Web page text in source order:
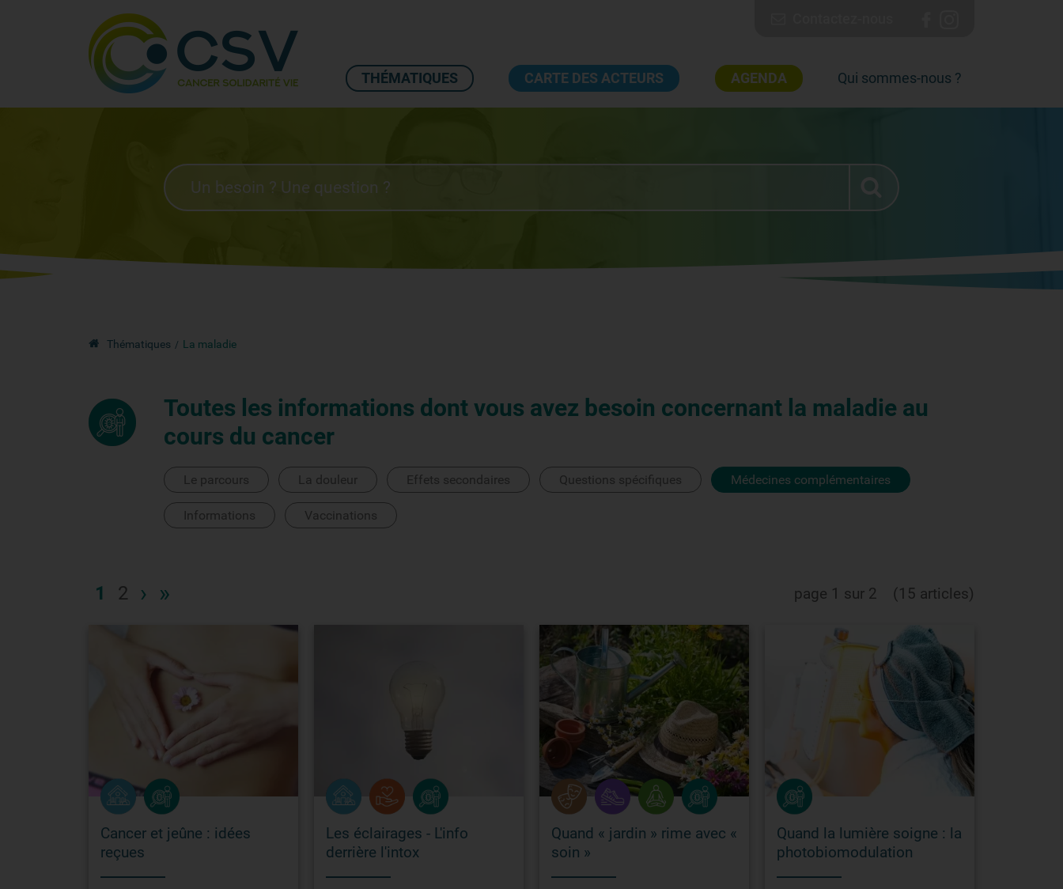
THÉMATIQUES CARTE DES ACTEURS AGENDA Qui sommes-nous ?
Thématiques La maladie
Toutes les informations dont vous avez besoin concernant la maladie au
cours du cancer
Le parcours La douleur Effets secondaires Questions spécifiques Médecines complémentaires
Informations Vaccinations
1 2 › » page 1 sur 2 (15 articles)
Cancer et jeûne : idées
reçues
Les éclairages - L'info
derrière l'intox
Quand « jardin » rime avec «
soin »
Quand la lumière soigne : la
photobiomodulation